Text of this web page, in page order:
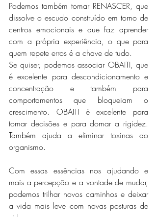
Podemos também tomar RENASCER, que
dissolve o escudo construído em torno de
centros emocionais e que faz aprender
com a própria experiência, o que para
quem repete erros é a chave de tudo.
Se quiser, podemos associar OBAITI, que
é excelente para descondicionamento e
concentração e também para
comportamentos que bloqueiam o
crescimento. OBAITI é excelente para
tomar decisões e para domar a rigidez.
Também ajuda a eliminar toxinas do
organismo.
Com essas essências nos ajudando e
mais a percepção e a vontade de mudar,
podemos trilhar novos caminhos e deixar
a vida mais leve com novas posturas de